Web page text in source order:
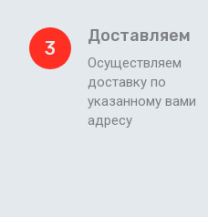
3
Доставляем
Осуществляем
доставку по
указанному вами
адресу